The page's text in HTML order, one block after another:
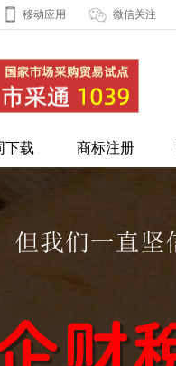
移动应用 微信关注
下载 商标注册